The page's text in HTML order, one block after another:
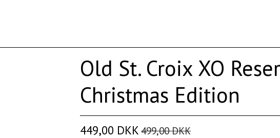
Old St. Croix XO
Christmas Edition
449,00 DKK 499,00 DKK